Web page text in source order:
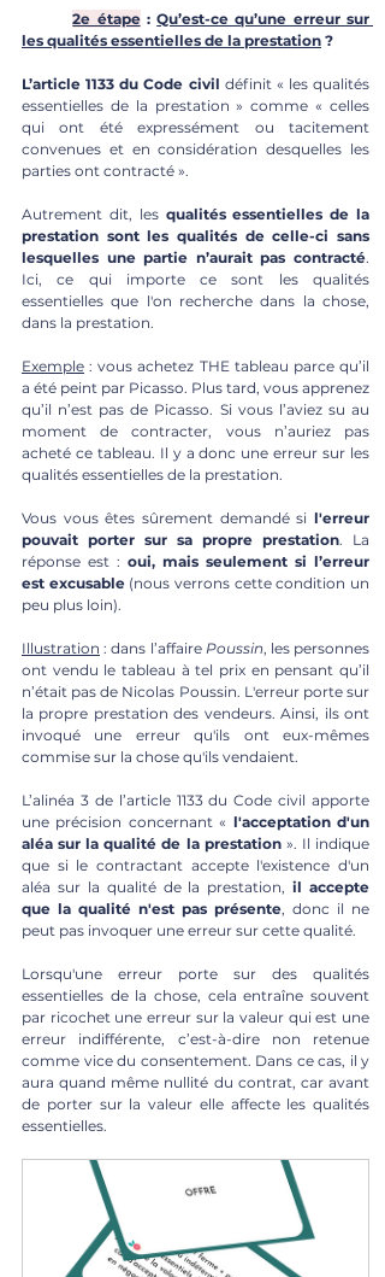
2e étape : Qu’est-ce qu’une erreur sur
les qualités essentielles de la prestation ?
L’article 1133 du Code civil définit « les qualités
essentielles de la prestation » comme « celles
qui ont été expressément ou tacitement
convenues et en considération desquelles les
parties ont contracté ».
Autrement dit, les qualités essentielles de la
prestation sont les qualités de celle-ci sans
lesquelles une partie n’aurait pas contracté.
Ici, ce qui importe ce sont les qualités
essentielles que l'on recherche dans la chose,
dans la prestation.
Exemple : vous achetez THE tableau parce qu’il
a été peint par Picasso. Plus tard, vous apprenez
qu’il n’est pas de Picasso. Si vous l’aviez su au
moment de contracter, vous n’auriez pas
acheté ce tableau. Il y a donc une erreur sur les
qualités essentielles de la prestation.
Vous vous êtes sûrement demandé si l'erreur
pouvait porter sur sa propre prestation. La
réponse est : oui, mais seulement si l’erreur
est excusable (nous verrons cette condition un
peu plus loin).
Illustration : dans l’affaire Poussin, les personnes
ont vendu le tableau à tel prix en pensant qu’il
n’était pas de Nicolas Poussin. L'erreur porte sur
la propre prestation des vendeurs. Ainsi, ils ont
invoqué une erreur qu'ils ont eux-mêmes
commise sur la chose qu'ils vendaient.
L’alinéa 3 de l’article 1133 du Code civil apporte
une précision concernant « l'acceptation d'un
aléa sur la qualité de la prestation ». Il indique
que si le contractant accepte l'existence d'un
aléa sur la qualité de la prestation, il accepte
que la qualité n'est pas présente, donc il ne
peut pas invoquer une erreur sur cette qualité.
Lorsqu'une erreur porte sur des qualités
essentielles de la chose, cela entraîne souvent
par ricochet une erreur sur la valeur qui est une
erreur indifférente, c’est-à-dire non retenue
comme vice du consentement. Dans ce cas, il y
aura quand même nullité du contrat, car avant
de porter sur la valeur elle affecte les qualités
essentielles.